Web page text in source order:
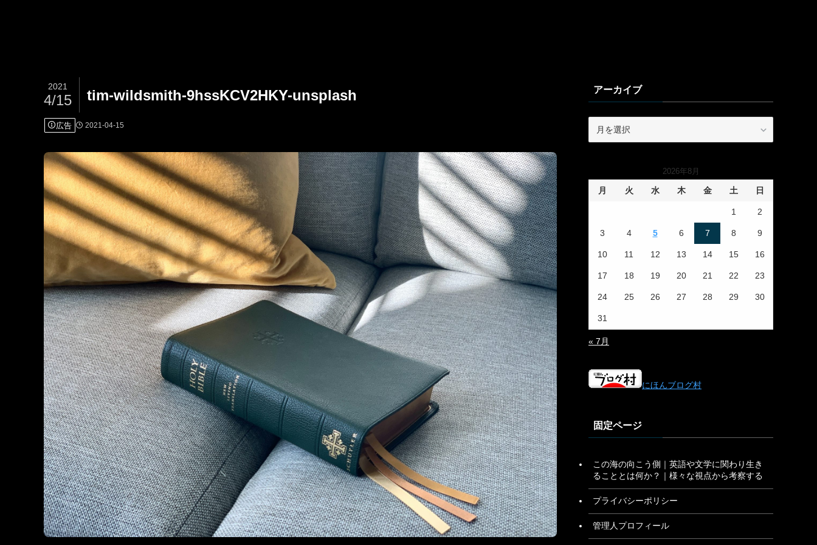
tim-wildsmith-9hssKCV2HKY-unsplash
2021
4/15
広告 2021-04-15
アーカイブ
2026年8月
月 火 水 木 金 土 日
1 2
3 4 5 6 7 8 9
10 11 12 13 14 15 16
17 18 19 20 21 22 23
24 25 26 27 28 29 30
31
« 7月
にほんブログ村
固定ページ
この海の向こう側｜英語や文学に関わり生き
ることとは何か？｜様々な視点から考察する
プライバシーポリシー
管理人プロフィール